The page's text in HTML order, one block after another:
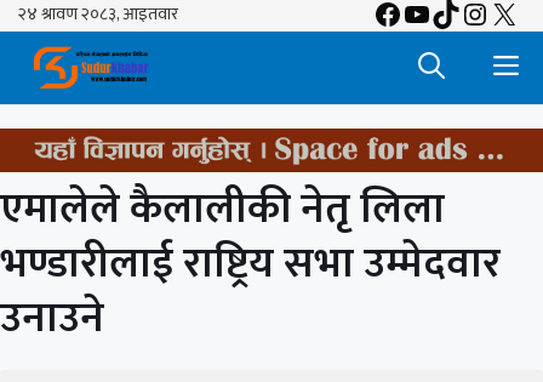
Skip
content
Facebook
YouTube
TikTok
X
एमालेले कैलालीकी नेतृ लिला
भण्डारीलाई राष्ट्रिय सभा उम्मेदवार
उनाउने